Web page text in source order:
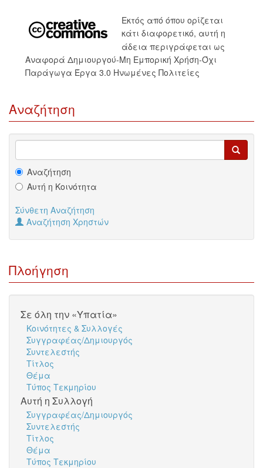
Εκτός από όπου ορίζεται
κάτι διαφορετικό, αυτή η
άδεια περιγράφεται ως
Αναφορά Δημιουργού-Μη Εμπορική Χρήση-Όχι
Παράγωγα Έργα 3.0 Ηνωμένες Πολιτείες
Αναζήτηση
Αναζήτηση
Αυτή η Κοινότητα
Σύνθετη Αναζήτηση
Αναζήτηση Χρηστών
Πλοήγηση
Σε όλη την «Υπατία»
Κοινότητες & Συλλογές
Συγγραφέας/Δημιουργός
Συντελεστής
Τίτλος
Θέμα
Τύπος Τεκμηρίου
Αυτή η Συλλογή
Συγγραφέας/Δημιουργός
Συντελεστής
Τίτλος
Θέμα
Τύπος Τεκμηρίου